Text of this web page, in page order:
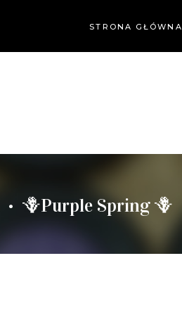
STRONA GŁÓWNA
• 🪻Purple Spring 🪻